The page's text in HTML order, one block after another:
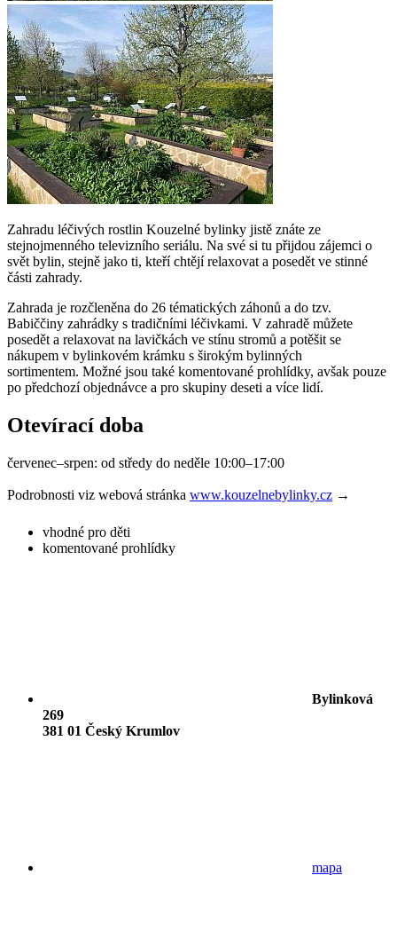
Zahradu léčivých rostlin Kouzelné bylinky jistě znáte ze
stejnojmenného televizního seriálu. Na své si tu přijdou zájemci o
svět bylin, stejně jako ti, kteří chtějí relaxovat a posedět ve stinné
části zahrady.
Zahrada je rozčleněna do 26 tématických záhonů a do tzv.
Babiččiny zahrádky s tradičními léčivkami. V zahradě můžete
posedět a relaxovat na lavičkách ve stínu stromů a potěšit se
nákupem v bylinkovém krámku s širokým bylinných
sortimentem. Možné jsou také komentované prohlídky, avšak pouze
po předchozí objednávce a pro skupiny deseti a více lidí.
Otevírací doba
červenec–srpen: od středy do neděle 10:00–17:00
Podrobnosti viz webová stránka www.kouzelnebylinky.cz →
vhodné pro děti
komentované prohlídky
Bylinková
269
381 01 Český Krumlov
mapa